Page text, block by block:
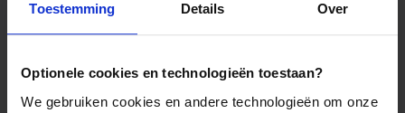
Toestemming Details Over
Optionele cookies en technologieën toestaan?
We gebruiken cookies en andere technologieën om onze
Februari
27 12
-
Mei
18 4
Juni
-
Juli
16 9 2
-